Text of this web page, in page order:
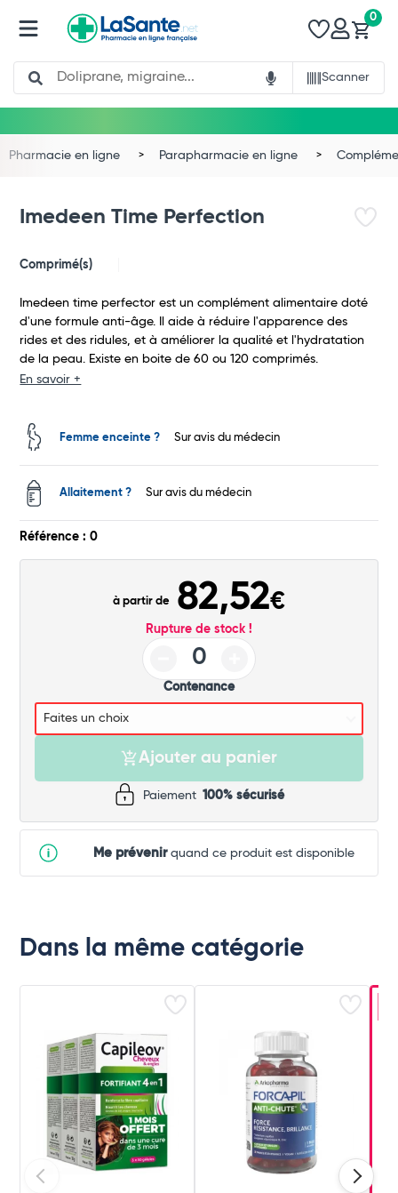
Search
Scanner
0
Total
Pharmacie en ligne Parapharmacie en ligne
Imedeen Time Perfection
Comprimé(s)
Imedeen time perfector est un complément alimentaire doté
d'une formule anti-âge. Il aide à réduire l'apparence des
rides et des ridules, et à améliorer la qualité et l'hydratation
de la peau. Existe en boite de 60 ou 120 comprimés.
En savoir +
Femme enceinte ? Sur avis du médecin
Allaitement ? Sur avis du médecin
Référence : 0
à partir de 82,52€
Rupture de stock !
Contenance
Ajouter au panier
Paiement 100% sécurisé
Me prévenirquand ce produit est disponible
Dans la même catégorie